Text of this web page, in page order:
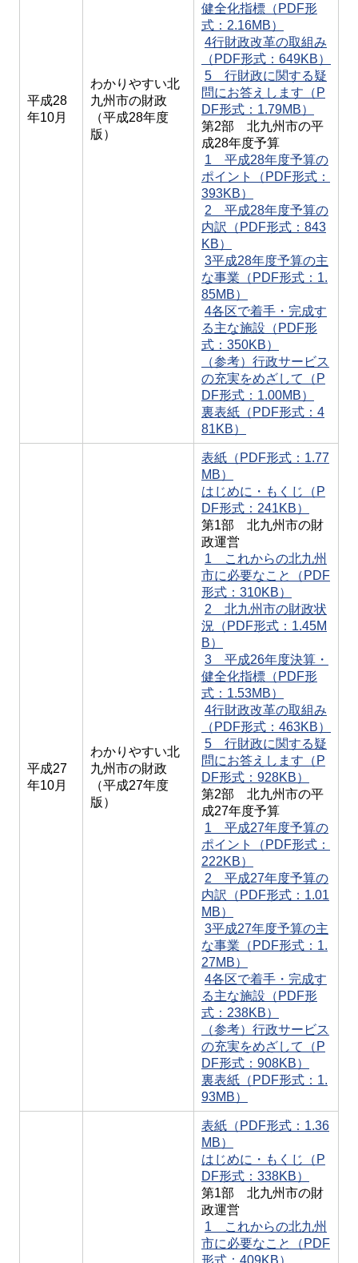
平成28
年10月
わかりやすい北
九州市の財政
（平成28年度
版）
健全化指標（PDF形
式：2.16MB）
4行財政改革の取組み
（PDF形式：649KB）
5 行財政に関する疑
問にお答えします（P
DF形式：1.79MB）
第2部 北九州市の平
成28年度予算
1 平成28年度予算の
ポイント（PDF形式：
393KB）
2 平成28年度予算の
内訳（PDF形式：843
KB）
3平成28年度予算の主
な事業（PDF形式：1.
85MB）
4各区で着手・完成す
る主な施設（PDF形
式：350KB）
（参考）行政サービス
の充実をめざして（P
DF形式：1.00MB）
裏表紙（PDF形式：4
81KB）
平成27
年10月
わかりやすい北
九州市の財政
（平成27年度
版）
表紙（PDF形式：1.77
MB）
はじめに・もくじ（P
DF形式：241KB）
第1部 北九州市の財
政運営
1 これからの北九州
市に必要なこと（PDF
形式：310KB）
2 北九州市の財政状
況（PDF形式：1.45M
B）
3 平成26年度決算・
健全化指標（PDF形
式：1.53MB）
4行財政改革の取組み
（PDF形式：463KB）
5 行財政に関する疑
問にお答えします（P
DF形式：928KB）
第2部 北九州市の平
成27年度予算
1 平成27年度予算の
ポイント（PDF形式：
222KB）
2 平成27年度予算の
内訳（PDF形式：1.01
MB）
3平成27年度予算の主
な事業（PDF形式：1.
27MB）
4各区で着手・完成す
る主な施設（PDF形
式：238KB）
（参考）行政サービス
の充実をめざして（P
DF形式：908KB）
裏表紙（PDF形式：1.
93MB）
表紙（PDF形式：1.36
MB）
はじめに・もくじ（P
DF形式：338KB）
第1部 北九州市の財
政運営
1 これからの北九州
市に必要なこと（PDF
形式：409KB）